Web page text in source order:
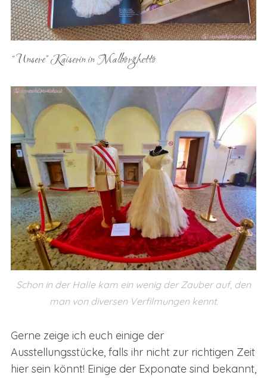
“Unsere” Kaiserin in Malborghetto
Schon in der Halle kam ein wenig der Zauber auf, den
man von diversen Verfilmungen kennt.
Gerne zeige ich euch einige der
Ausstellungsstücke, falls ihr nicht zur richtigen Zeit
hier sein könnt! Einige der Exponate sind bekannt,